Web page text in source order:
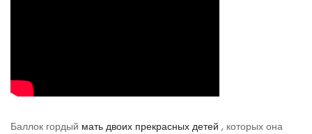
Баллок гордый мать двоих прекрасных детей , которых она